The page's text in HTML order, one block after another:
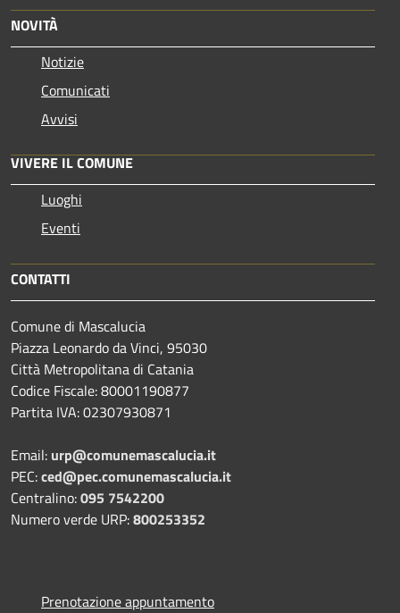
NOVITÀ
Notizie
Comunicati
Avvisi
VIVERE IL COMUNE
Luoghi
Eventi
CONTATTI
Comune di Mascalucia
Piazza Leonardo da Vinci, 95030
Città Metropolitana di Catania
Codice Fiscale: 80001190877
Partita IVA: 02307930871
Email: urp@comunemascalucia.it
PEC:ced@pec.comunemascalucia.it
Centralino:095 7542200
Numero verde URP:800253352
Prenotazione appuntamento